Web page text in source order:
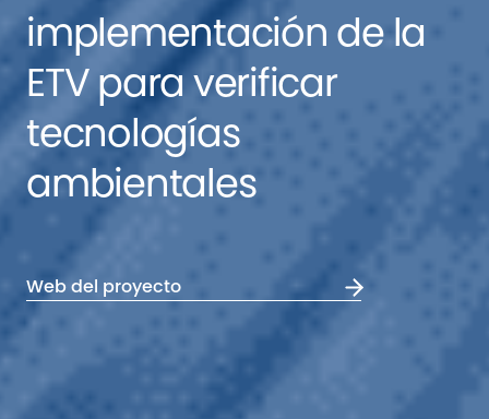
implementación de la
ETV para verificar
tecnologías
ambientales
Web del proyecto